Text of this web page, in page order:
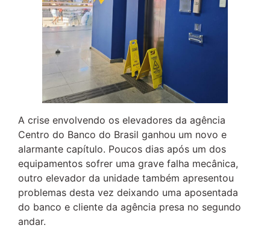
A crise envolvendo os elevadores da agência
Centro do Banco do Brasil ganhou um novo e
alarmante capítulo. Poucos dias após um dos
equipamentos sofrer uma grave falha mecânica,
outro elevador da unidade também apresentou
problemas desta vez deixando uma aposentada
do banco e cliente da agência presa no segundo
andar.